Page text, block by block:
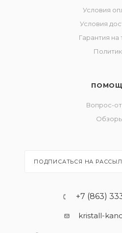
Условия
Условия
Гарантия на
Вопрос-
ПОДПИСАТЬСЯ НА
+7 (863)
kristall-